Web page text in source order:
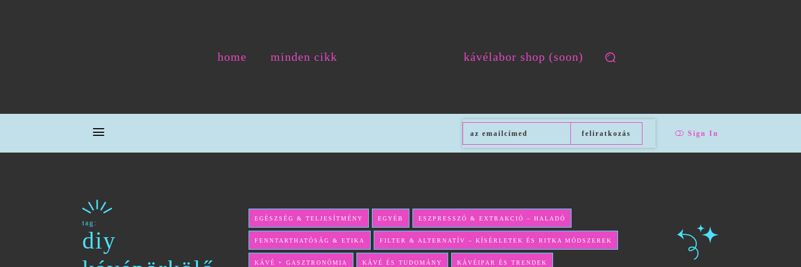
home minden cikk kávélabor shop (soon)
feliratkozás Sign In
tag:
diy
EGÉSZSÉG & TELJESÍTMÉNY EGYÉB ESZPRESSZÓ & EXTRAKCIÓ – HALADÓ
FENNTARTHATÓSÁG & ETIKA FILTER & ALTERNATÍV – KÍSÉRLETEK ÉS RITKA MÓDSZEREK
KÁVÉ + GASZTRONÓMIA KÁVÉ ÉS TUDOMÁNY KÁVÉIPAR ÉS TRENDEK